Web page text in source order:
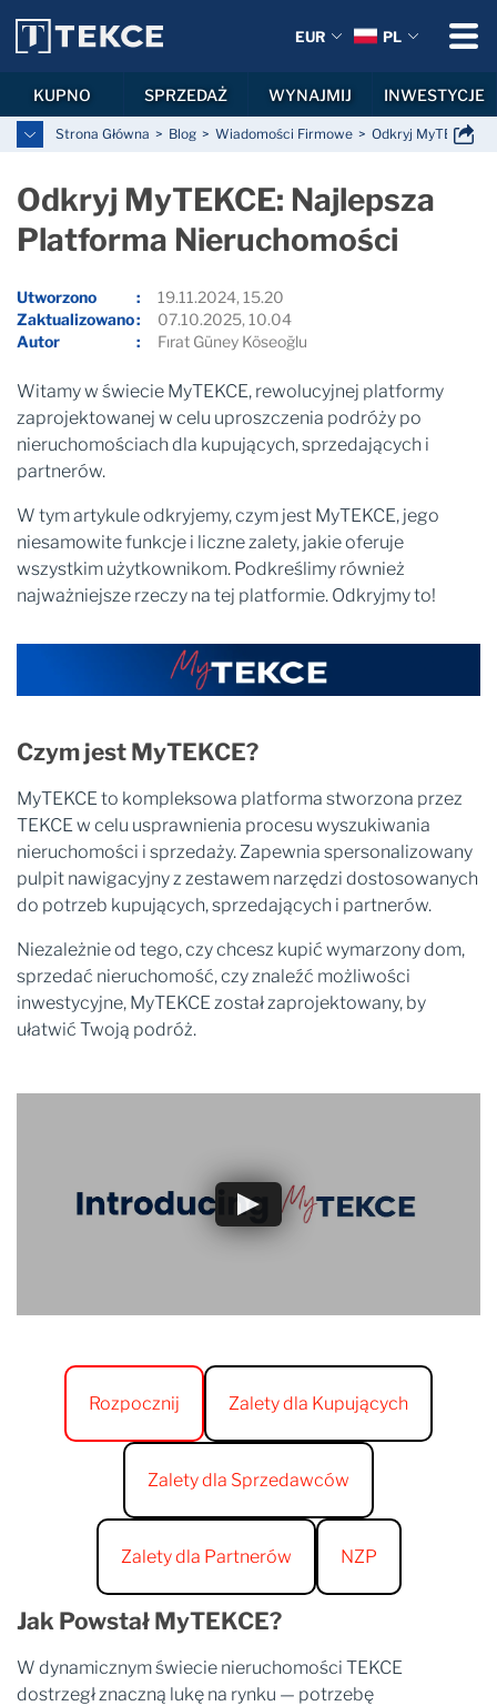
Strona Główna Blog Wiadomości Firmowe Odkryj MyTEKCE:
Odkryj MyTEKCE: Najlepsza
Platforma Nieruchomości
Utworzono
19.11.2024, 15.20
Zaktualizowano
07.10.2025, 10.04
Autor
Fırat Güney Köseoğlu
Witamy w świecie MyTEKCE, rewolucyjnej platformy
zaprojektowanej w celu uproszczenia podróży po
nieruchomościach dla kupujących, sprzedających i
partnerów.
W tym artykule odkryjemy, czym jest MyTEKCE, jego
niesamowite funkcje i liczne zalety, jakie oferuje
wszystkim użytkownikom. Podkreślimy również
najważniejsze rzeczy na tej platformie. Odkryjmy to!
Czym jest MyTEKCE?
MyTEKCE to kompleksowa platforma stworzona przez
TEKCE w celu usprawnienia procesu wyszukiwania
nieruchomości i sprzedaży. Zapewnia spersonalizowany
pulpit nawigacyjny z zestawem narzędzi dostosowanych
do potrzeb kupujących, sprzedających i partnerów.
Niezależnie od tego, czy chcesz kupić wymarzony dom,
sprzedać nieruchomość, czy znaleźć możliwości
inwestycyjne, MyTEKCE został zaprojektowany, by
ułatwić Twoją podróż.
Rozpocznij Zalety dla Kupujących
Zalety dla Sprzedawców
Zalety dla Partnerów NZP
Jak Powstał MyTEKCE?
W dynamicznym świecie nieruchomości TEKCE
dostrzegł znaczną lukę na rynku — potrzebę
EUR PL
KUPNO SPRZEDAŻ WYNAJMIJ INWESTYCJE